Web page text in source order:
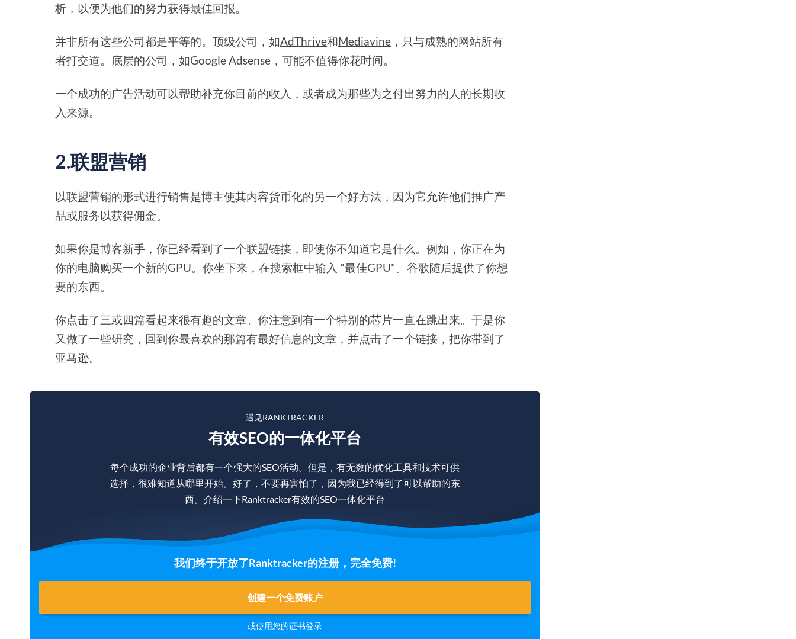
析，以便为他们的努力获得最佳回报。
并非所有这些公司都是平等的。顶级公司，如AdThrive和Mediavine ，只与成熟的网站所有
者打交道。底层的公司，如Google Adsense，可能不值得你花时间。
一个成功的广告活动可以帮助补充你目前的收入，或者成为那些为之付出努力的人的长期收
入来源。
2.联盟营销
以联盟营销的形式进行销售是博主使其内容货币化的另一个好方法，因为它允许他们推广产
品或服务以获得佣金。
如果你是博客新手，你已经看到了一个联盟链接，即使你不知道它是什么。例如，你正在为
你的电脑购买一个新的GPU。你坐下来，在搜索框中输入 "最佳GPU"。谷歌随后提供了你想
要的东西。
你点击了三或四篇看起来很有趣的文章。你注意到有一个特别的芯片一直在跳出来。于是你
又做了一些研究，回到你最喜欢的那篇有最好信息的文章，并点击了一个链接，把你带到了
亚马逊。
遇见RANKTRACKER
有效SEO的一体化平台
每个成功的企业背后都有一个强大的SEO活动。但是，有无数的优化工具和技术可供
选择，很难知道从哪里开始。好了，不要再害怕了，因为我已经得到了可以帮助的东
西。介绍一下Ranktracker有效的SEO一体化平台
我们终于开放了Ranktracker的注册，完全免费!
创建一个免费账户
或使用您的证书登录